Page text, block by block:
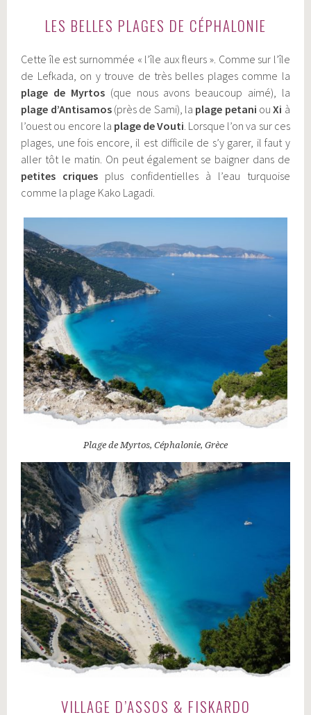
LES BELLES PLAGES DE CÉPHALONIE
Cette île est surnommée « l’île aux fleurs ». Comme sur l’île
de Lefkada, on y trouve de très belles plages comme la
plage de Myrtos(que nous avons beaucoup aimé), la
plage d’Antisamos (près de Sami), la plage petani ouXi à
l’ouest ou encore la plage de Vouti. Lorsque l’on va sur ces
plages, une fois encore, il est difficile de s’y garer, il faut y
aller tôt le matin. On peut également se baigner dans de
petites criques plus confidentielles à l’eau turquoise
comme la plage Kako Lagadi.
Plage de Myrtos, Céphalonie, Grèce
VILLAGE D’ASSOS & FISKARDO